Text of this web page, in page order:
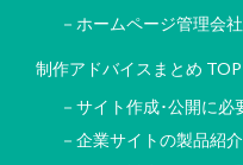
－ホームページ管理会
制作アドバイスまとめ TOP
－サイト作成･公開に
－企業サイトの製品紹